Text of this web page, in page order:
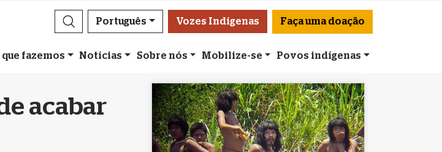
Português Vozes Indígenas Faça uma doação
que fazemos Notícias Sobre nós Mobilize-se Povos indígenas
acabar